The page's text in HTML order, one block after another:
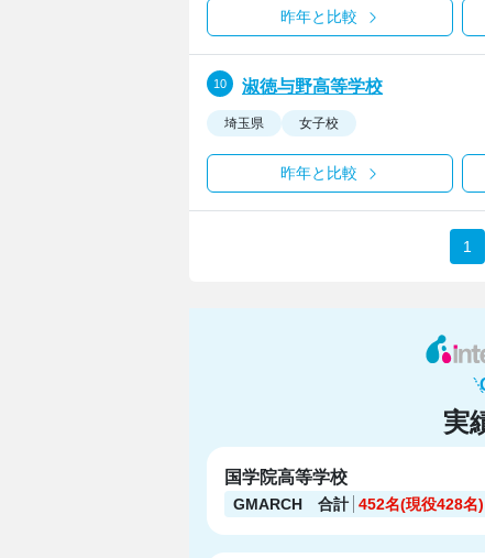
昨年と比較
淑徳与野高等学校
埼玉県 女子校
昨年と比較
1
実
国学院高等学校
GMARCH 合計 452名(現役428名)